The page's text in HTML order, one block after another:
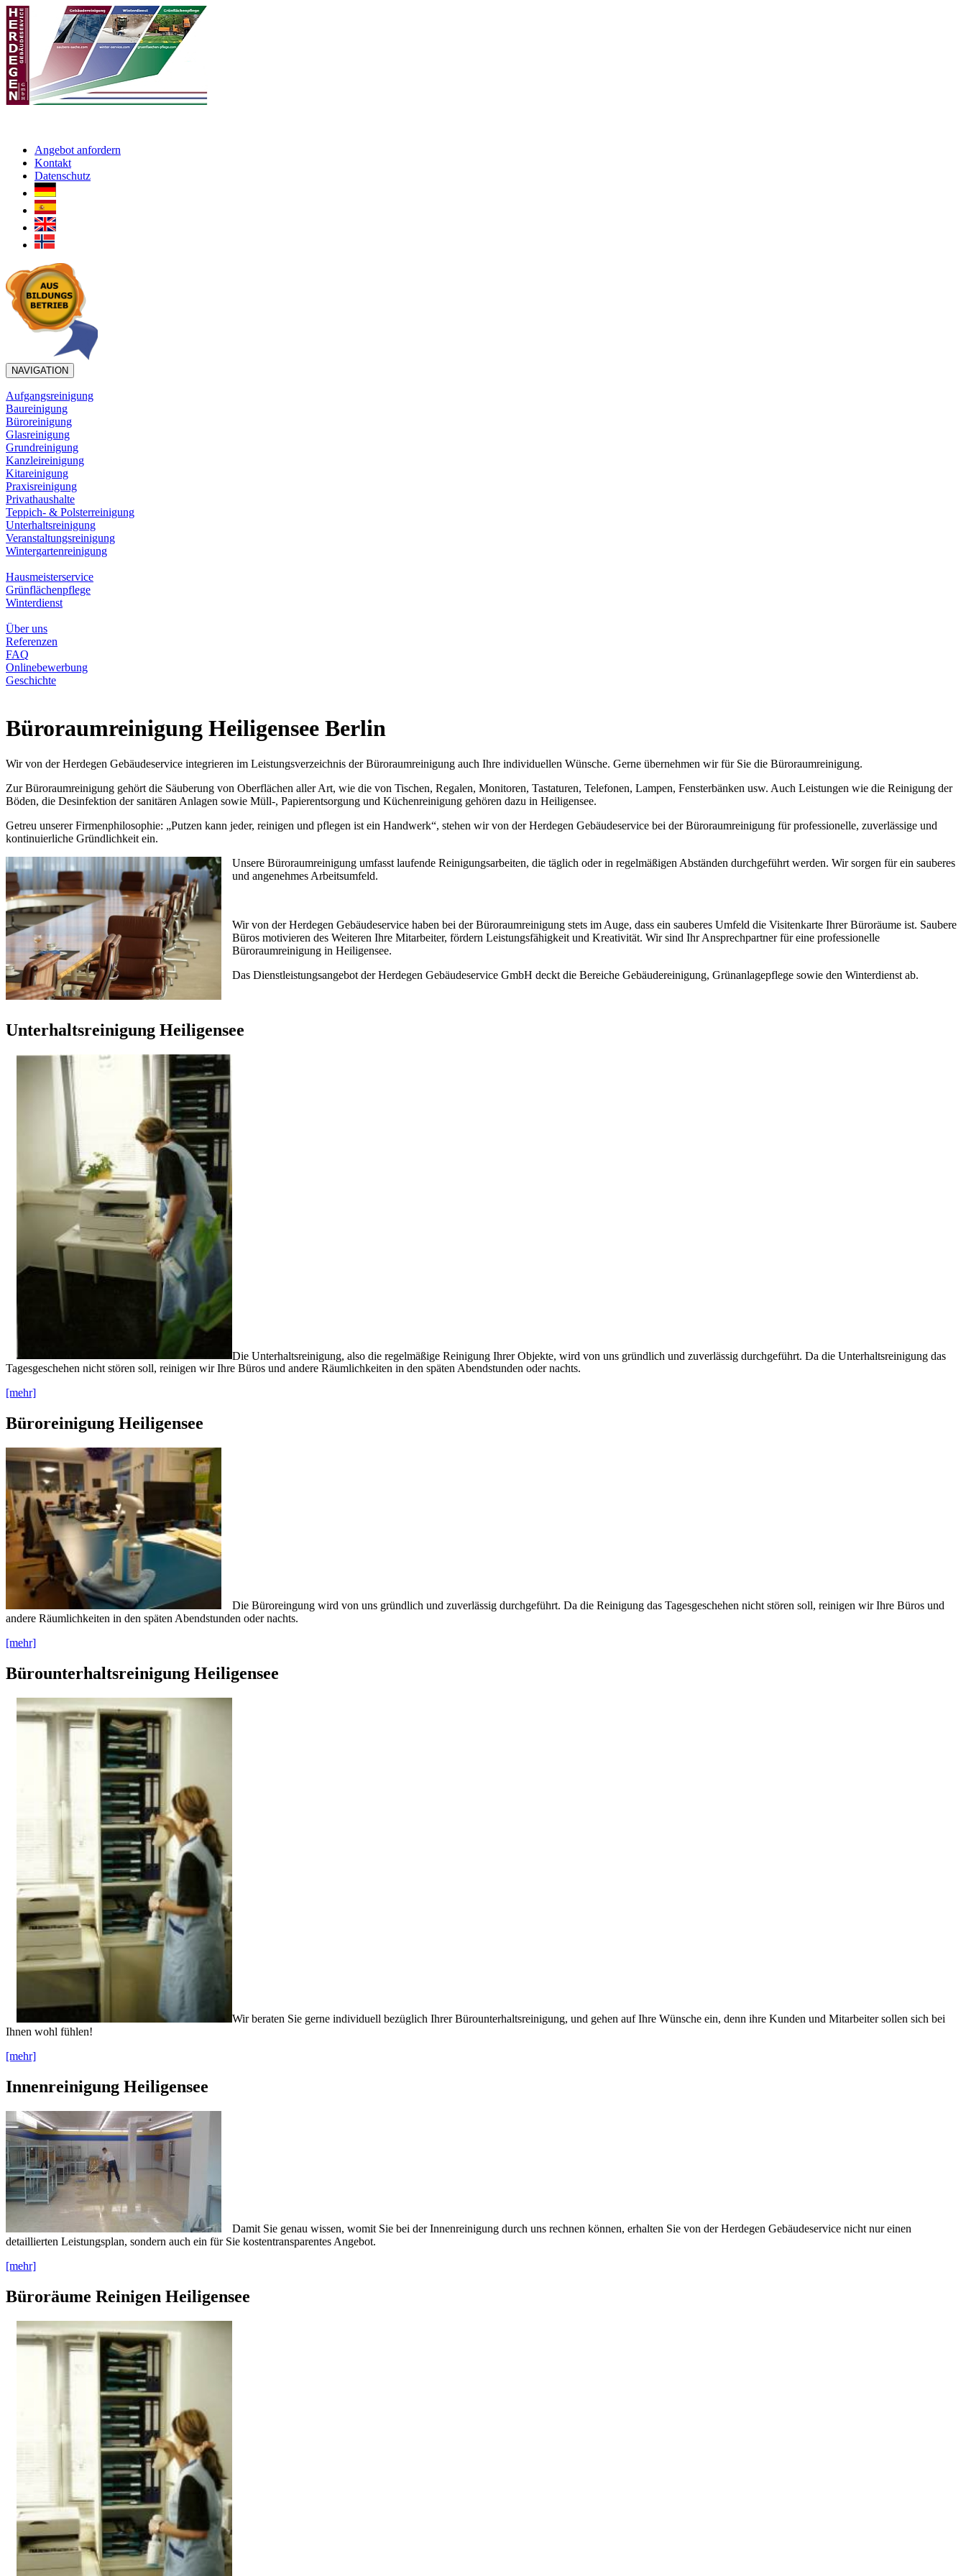
Angebot anfordern
Kontakt
Datenschutz
NAVIGATION
Aufgangsreinigung
Baureinigung
Büroreinigung
Glasreinigung
Grundreinigung
Kanzleireinigung
Kitareinigung
Praxisreinigung
Privathaushalte
Teppich- & Polsterreinigung
Unterhaltsreinigung
Veranstaltungsreinigung
Wintergartenreinigung
Hausmeisterservice
Grünflächenpflege
Winterdienst
Über uns
Referenzen
FAQ
Onlinebewerbung
Geschichte
Büroraumreinigung Heiligensee Berlin
Wir von der Herdegen Gebäudeservice integrieren im Leistungsverzeichnis der Büroraumreinigung auch Ihre individuellen Wünsche. Gerne übernehmen wir für Sie die Büroraumreinigung.
Zur Büroraumreinigung gehört die Säuberung von Oberflächen aller Art, wie die von Tischen, Regalen, Monitoren, Tastaturen, Telefonen, Lampen, Fensterbänken usw. Auch Leistungen wie die Reinigung der
Böden, die Desinfektion der sanitären Anlagen sowie Müll-, Papierentsorgung und Küchenreinigung gehören dazu in Heiligensee.
Getreu unserer Firmenphilosophie: „Putzen kann jeder, reinigen und pflegen ist ein Handwerk“, stehen wir von der Herdegen Gebäudeservice bei der Büroraumreinigung für professionelle, zuverlässige und
kontinuierliche Gründlichkeit ein.
Unsere Büroraumreinigung umfasst laufende Reinigungsarbeiten, die täglich oder in regelmäßigen Abständen durchgeführt werden. Wir sorgen für ein sauberes
und angenehmes Arbeitsumfeld.
Wir von der Herdegen Gebäudeservice haben bei der Büroraumreinigung stets im Auge, dass ein sauberes Umfeld die Visitenkarte Ihrer Büroräume ist. Saubere
Büros motivieren des Weiteren Ihre Mitarbeiter, fördern Leistungsfähigkeit und Kreativität. Wir sind Ihr Ansprechpartner für eine professionelle
Büroraumreinigung in Heiligensee.
Das Dienstleistungsangebot der Herdegen Gebäudeservice GmbH deckt die Bereiche Gebäudereinigung, Grünanlagepflege sowie den Winterdienst ab.
Unterhaltsreinigung Heiligensee
Die Unterhaltsreinigung, also die regelmäßige Reinigung Ihrer Objekte, wird von uns gründlich und zuverlässig durchgeführt. Da die Unterhaltsreinigung das
Tagesgeschehen nicht stören soll, reinigen wir Ihre Büros und andere Räumlichkeiten in den späten Abendstunden oder nachts.
[mehr]
Büroreinigung Heiligensee
Die Büroreingung wird von uns gründlich und zuverlässig durchgeführt. Da die Reinigung das Tagesgeschehen nicht stören soll, reinigen wir Ihre Büros und
andere Räumlichkeiten in den späten Abendstunden oder nachts.
[mehr]
Bürounterhaltsreinigung Heiligensee
Wir beraten Sie gerne individuell bezüglich Ihrer Bürounterhaltsreinigung, und gehen auf Ihre Wünsche ein, denn ihre Kunden und Mitarbeiter sollen sich bei
Ihnen wohl fühlen!
[mehr]
Innenreinigung Heiligensee
Damit Sie genau wissen, womit Sie bei der Innenreinigung durch uns rechnen können, erhalten Sie von der Herdegen Gebäudeservice nicht nur einen
detaillierten Leistungsplan, sondern auch ein für Sie kostentransparentes Angebot.
[mehr]
Büroräume Reinigen Heiligensee